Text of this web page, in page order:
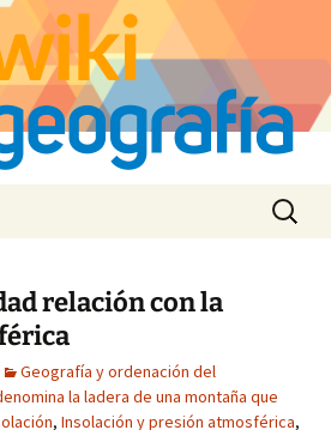
Buscar:
relación con la
Geografía y ordenación del
la ladera de una montaña que
, Insolación y presión atmosférica,